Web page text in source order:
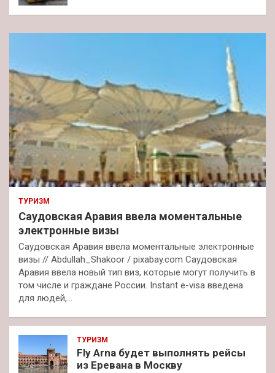
ТУРИЗМ
Саудовская Аравия ввела моментальные
электронные визы
Саудовская Аравия ввела моментальные электронные
визы // Abdullah_Shakoor / pixabay.com Саудовская
Аравия ввела новый тип виз, которые могут получить в
том числе и граждане России. Instant e-visa введена
для людей,…
ТУРИЗМ
Fly Arna будет выполнять рейсы
из Еревана в Москву